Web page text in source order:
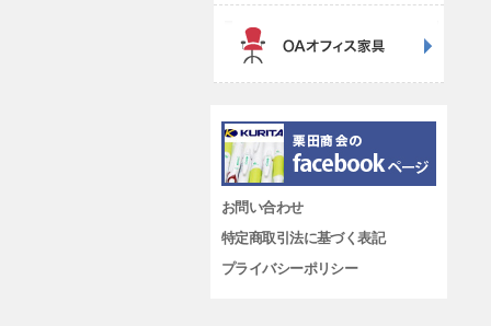
お問い合わせ
特定商取引法に基づく表記
プライバシーポリシー